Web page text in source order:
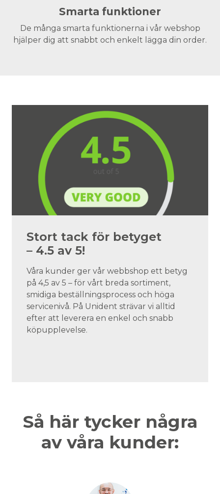
Smarta funktioner
De många smarta funktionerna i vår webshop
hjälper dig att snabbt och enkelt lägga din order.
Stort tack för betyget
– 4.5 av 5!
Våra kunder ger vår webbshop ett betyg
på 4,5 av 5 – för vårt breda sortiment,
smidiga beställningsprocess och höga
servicenivå. På Unident strävar vi alltid
efter att leverera en enkel och snabb
köpupplevelse.
Så här tycker några
av våra kunder: